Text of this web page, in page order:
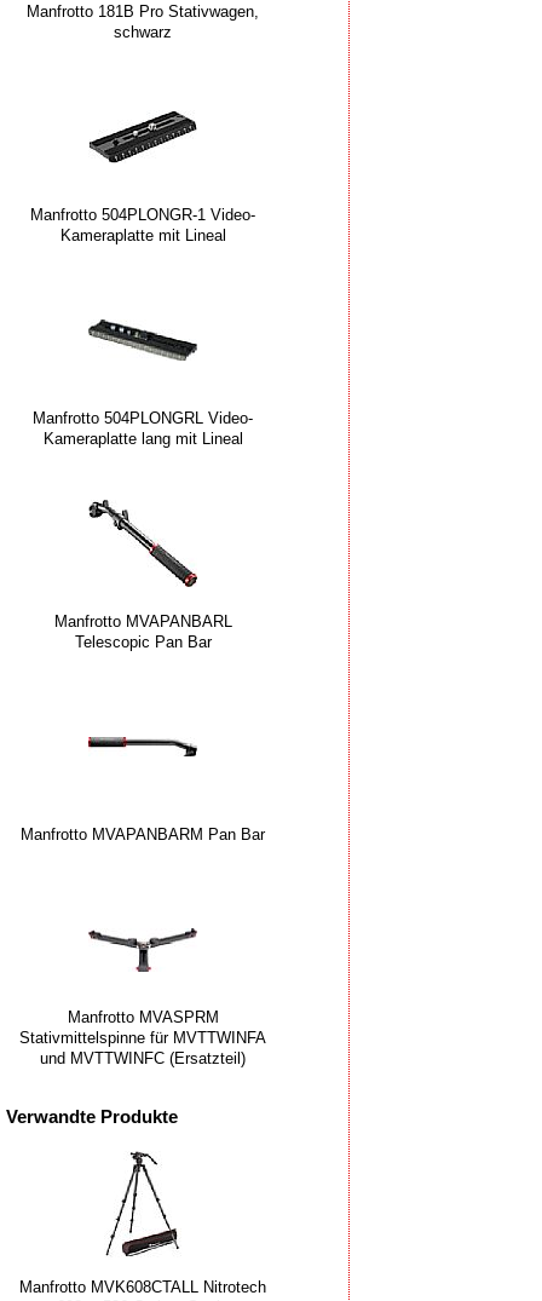
Manfrotto 181B Pro Stativwagen,
schwarz
Manfrotto 504PLONGR-1 Video-
Kameraplatte mit Lineal
Manfrotto 504PLONGRL Video-
Kameraplatte lang mit Lineal
Manfrotto MVAPANBARL
Telescopic Pan Bar
Manfrotto MVAPANBARM Pan Bar
Manfrotto MVASPRM
Stativmittelspinne für MVTTWINFA
und MVTTWINFC (Ersatzteil)
Verwandte Produkte
Manfrotto MVK608CTALL Nitrotech